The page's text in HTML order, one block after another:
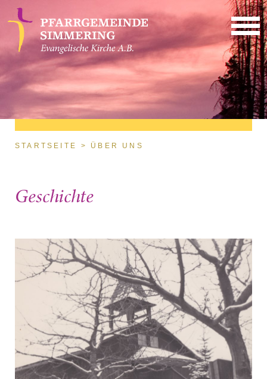
Direkt zum Inhalt
Sie sind hier
STARTSEITE ÜBER UNS
Geschichte